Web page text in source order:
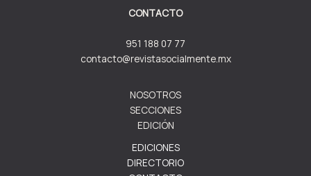
CONTACTO
951 188 07 77
contacto@revistasocialmente.mx
NOSOTROS
SECCIONES
EDICIÓN
EDICIONES
DIRECTORIO